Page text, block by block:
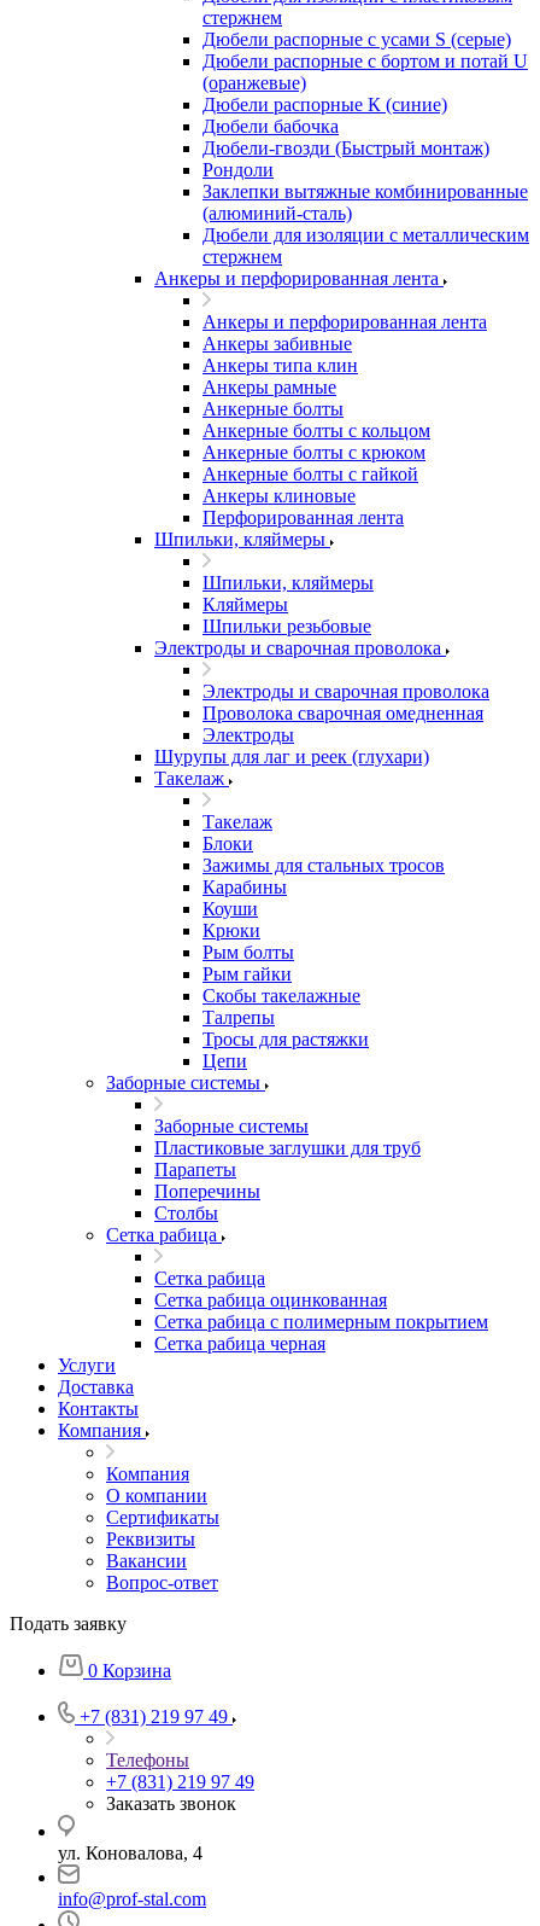
стержнем
Дюбели распорные с усами S (серые)
Дюбели распорные c бортом и потай U
(оранжевые)
Дюбели распорные К (синие)
Дюбели бабочка
Дюбели-гвозди (Быстрый монтаж)
Рондоли
Заклепки вытяжные комбинированные
(алюминий-сталь)
Дюбели для изоляции с металлическим
стержнем
Анкеры и перфорированная лента
Анкеры и перфорированная лента
Анкеры забивные
Анкеры типа клин
Анкеры рамные
Анкерные болты
Анкерные болты с кольцом
Анкерные болты с крюком
Анкерные болты с гайкой
Анкеры клиновые
Перфорированная лента
Шпильки, кляймеры
Шпильки, кляймеры
Кляймеры
Шпильки резьбовые
Электроды и сварочная проволока
Электроды и сварочная проволока
Проволока сварочная омедненная
Электроды
Шурупы для лаг и реек (глухари)
Такелаж
Такелаж
Блоки
Зажимы для стальных тросов
Карабины
Коуши
Крюки
Рым болты
Рым гайки
Скобы такелажные
Талрепы
Тросы для растяжки
Цепи
Заборные системы
Заборные системы
Пластиковые заглушки для труб
Парапеты
Поперечины
Столбы
Сетка рабица
Сетка рабица
Сетка рабица оцинкованная
Сетка рабица с полимерным покрытием
Сетка рабица черная
Услуги
Доставка
Контакты
Компания
Компания
О компании
Сертификаты
Реквизиты
Вакансии
Вопрос-ответ
Подать заявку
0 Корзина
+7 (831) 219 97 49
Телефоны
+7 (831) 219 97 49
Заказать звонок
ул. Коновалова, 4
info@prof-stal.com